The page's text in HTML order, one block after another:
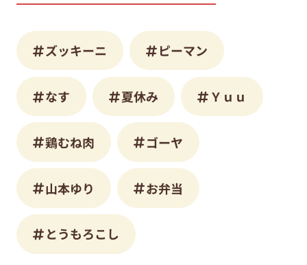
ズッキーニ ピーマン
なす 夏休み Ｙｕｕ
鶏むね肉 ゴーヤ
山本ゆり お弁当
とうもろこし